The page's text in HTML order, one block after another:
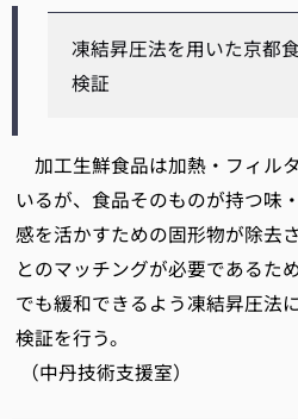
凍結昇圧法を用いた京都
検証
加工生鮮食品は加熱・フィル
いるが、食品そのものが持つ味
感を活かすための固形物が除去
とのマッチングが必要であるた
でも緩和できるよう凍結昇圧法
検証を行う。
（中丹技術支援室）